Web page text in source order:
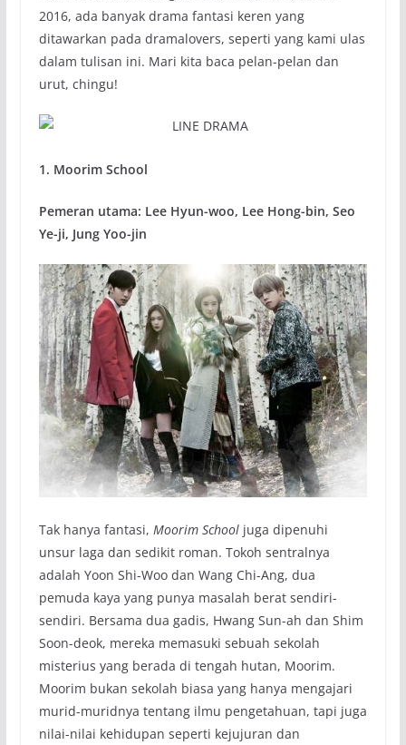
2016, ada banyak drama fantasi keren yang
ditawarkan pada dramalovers, seperti yang kami ulas
dalam tulisan ini. Mari kita baca pelan-pelan dan
urut, chingu!
1. Moorim School
Pemeran utama: Lee Hyun-woo, Lee Hong-bin, Seo
Ye-ji, Jung Yoo-jin
Tak hanya fantasi, Moorim Schooljuga dipenuhi
unsur laga dan sedikit roman. Tokoh sentralnya
adalah Yoon Shi-Woo dan Wang Chi-Ang, dua
pemuda kaya yang punya masalah berat sendiri-
sendiri. Bersama dua gadis, Hwang Sun-ah dan Shim
Soon-deok, mereka memasuki sebuah sekolah
misterius yang berada di tengah hutan, Moorim.
Moorim bukan sekolah biasa yang hanya mengajari
murid-muridnya tentang ilmu pengetahuan, tapi juga
nilai-nilai kehidupan seperti kejujuran dan